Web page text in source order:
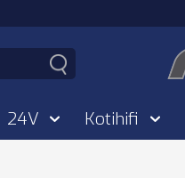
24V Kotihifi